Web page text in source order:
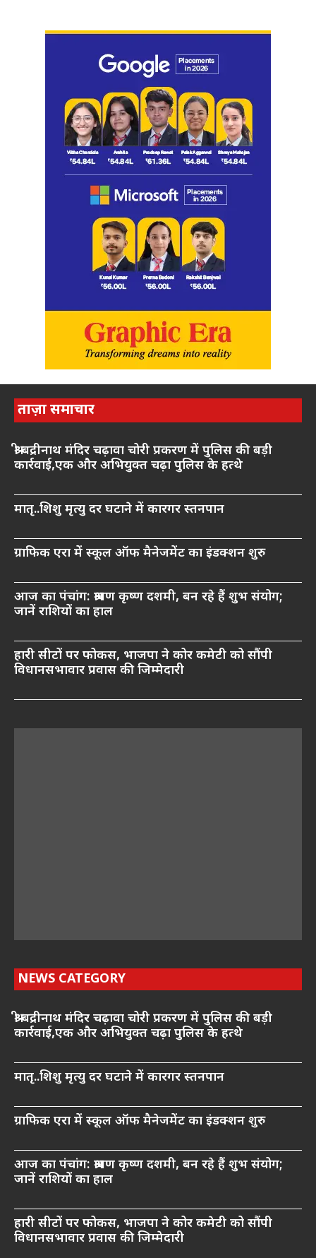
ताज़ा समाचार
श्री बद्रीनाथ मंदिर चढ़ावा चोरी प्रकरण में पुलिस की बड़ी
कार्रवाई,एक और अभियुक्त चढ़ा पुलिस के हत्थे
मातृ..शिशु मृत्यु दर घटाने में कारगर स्तनपान
ग्राफिक एरा में स्कूल ऑफ मैनेजमेंट का इंडक्शन शुरु
आज का पंचांग: श्रावण कृष्ण दशमी, बन रहे हैं शुभ संयोग;
जानें राशियों का हाल
हारी सीटों पर फोकस, भाजपा ने कोर कमेटी को सौंपी
विधानसभावार प्रवास की जिम्मेदारी
NEWS CATEGORY
श्री बद्रीनाथ मंदिर चढ़ावा चोरी प्रकरण में पुलिस की बड़ी
कार्रवाई,एक और अभियुक्त चढ़ा पुलिस के हत्थे
मातृ..शिशु मृत्यु दर घटाने में कारगर स्तनपान
ग्राफिक एरा में स्कूल ऑफ मैनेजमेंट का इंडक्शन शुरु
आज का पंचांग: श्रावण कृष्ण दशमी, बन रहे हैं शुभ संयोग;
जानें राशियों का हाल
हारी सीटों पर फोकस, भाजपा ने कोर कमेटी को सौंपी
विधानसभावार प्रवास की जिम्मेदारी